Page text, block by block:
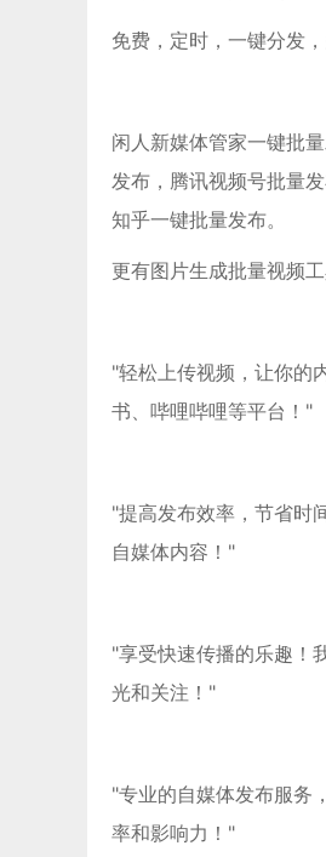
免费，定时，一键分发
闲人新媒体管家一键批
发布，腾讯视频号批量
知乎一键批量发布。
更有图片生成批量视频
"轻松上传视频，让你的
书、哔哩哔哩等平台！"
"提高发布效率，节省时
自媒体内容！"
"享受快速传播的乐趣！
光和关注！"
"专业的自媒体发布服务
率和影响力！"